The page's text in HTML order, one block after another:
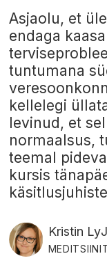
Asjaolu, et
endaga
tuntumana
kellelegi
levinud, et
normaalsus,
teemal
kursis
Kristin Ly